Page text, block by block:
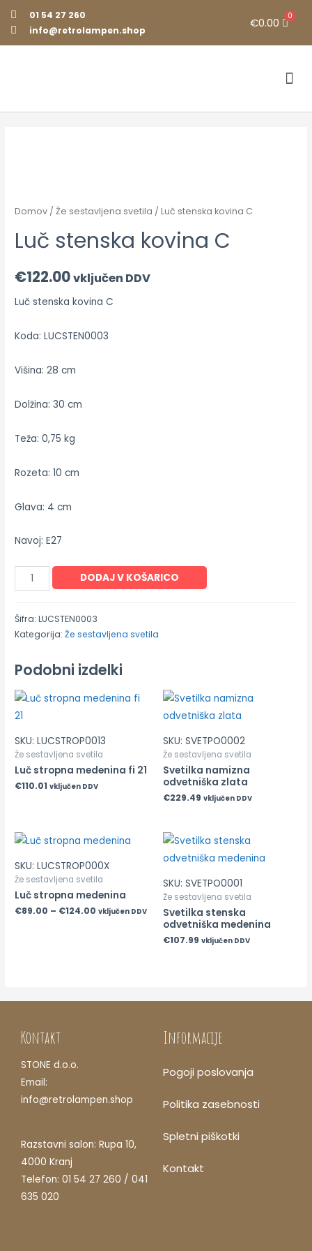
01 54 27 260
info@retrolampen.shop
€0.00
Domov /Že sestavljena svetila / Luč stenska kovina C
Luč stenska kovina C
€122.00vključen DDV
Luč stenska kovina C
Koda: LUCSTEN0003
Višina: 28 cm
Dolžina: 30 cm
Teža: 0,75 kg
Rozeta: 10 cm
Glava: 4 cm
Navoj: E27
DODAJ V KOŠARICO
Šifra:LUCSTEN0003
Kategorija:Že sestavljena svetila
Podobni izdelki
SKU: LUCSTROP0013
Že sestavljena svetila
Luč stropna medenina fi 21
€110.01 vključen DDV
SKU: SVETPO0002
Že sestavljena svetila
Svetilka namizna
odvetniška zlata
€229.49 vključen DDV
SKU: LUCSTROP000X
Že sestavljena svetila
Luč stropna medenina
€89.00 – €124.00 vključen DDV
SKU: SVETPO0001
Že sestavljena svetila
Svetilka stenska
odvetniška medenina
€107.99 vključen DDV
Kontakt
STONE d.o.o.
Email:
info@retrolampen.shop
Razstavni salon: Rupa 10,
4000 Kranj
Telefon: 01 54 27 260 / 041
635 020
Informacije
Pogoji poslovanja
Politika zasebnosti
Spletni piškotki
Kontakt